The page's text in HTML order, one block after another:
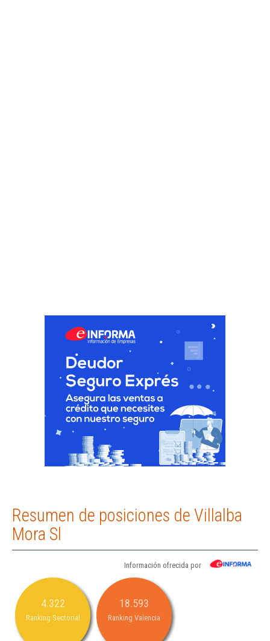
Resumen de posiciones de Villalba
Mora Sl
Información ofrecida por
4.322
Ranking Sectorial
18.593
Ranking Valencia